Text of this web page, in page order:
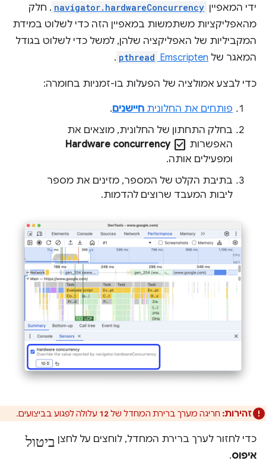
ידי המאפיין navigator.hardwareConcurrency . חלק
מהאפליקציות משתמשות במאפיין הזה כדי לשלוט במידת
המקביליות של האפליקציה שלהן, למשל כדי לשלוט בגודל
המאגר של Emscripten
pthread
.
כדי לבצע אמולציה של הפעלות בו-זמניות בחומרה:
פותחים את החלונית חיישנים.
בחלק התחתון של החלונית, מוצאים את
האפשרות check_box
Hardware concurrency
ומפעילים אותה.
בתיבת הקלט של המספר, מזינים את מספר
ליבות המעבד שרוצים להדמות.
זהירות: חריגה מערך ברירת המחדל של12 עלולה לפגוע בביצועים.
כדי לחזור לערך ברירת המחדל, לוחצים על לחצן ביטול
איפוס.